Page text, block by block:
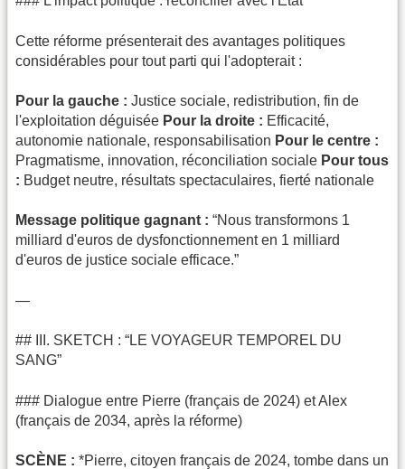
Cette réforme présenterait des avantages politiques
considérables pour tout parti qui l'adopterait :
Pour la gauche : Justice sociale, redistribution, fin de
l'exploitation déguisée Pour la droite : Efficacité,
autonomie nationale, responsabilisation Pour le centre :
Pragmatisme, innovation, réconciliation sociale Pour tous
: Budget neutre, résultats spectaculaires, fierté nationale
Message politique gagnant : “Nous transformons 1
milliard d'euros de dysfonctionnement en 1 milliard
d'euros de justice sociale efficace.”
—
## III. SKETCH : “LE VOYAGEUR TEMPOREL DU
SANG”
### Dialogue entre Pierre (français de 2024) et Alex
(français de 2034, après la réforme)
SCÈNE : *Pierre, citoyen français de 2024, tombe dans un